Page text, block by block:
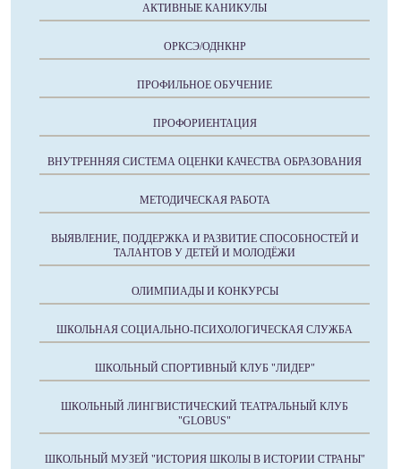
АКТИВНЫЕ КАНИКУЛЫ
ОРКСЭ/ОДНКНР
ПРОФИЛЬНОЕ ОБУЧЕНИЕ
ПРОФОРИЕНТАЦИЯ
ВНУТРЕННЯЯ СИСТЕМА ОЦЕНКИ КАЧЕСТВА ОБРАЗОВАНИЯ
МЕТОДИЧЕСКАЯ РАБОТА
ВЫЯВЛЕНИЕ, ПОДДЕРЖКА И РАЗВИТИЕ СПОСОБНОСТЕЙ И
ТАЛАНТОВ У ДЕТЕЙ И МОЛОДЁЖИ
ОЛИМПИАДЫ И КОНКУРСЫ
ШКОЛЬНАЯ СОЦИАЛЬНО-ПСИХОЛОГИЧЕСКАЯ СЛУЖБА
ШКОЛЬНЫЙ СПОРТИВНЫЙ КЛУБ "ЛИДЕР"
ШКОЛЬНЫЙ ЛИНГВИСТИЧЕСКИЙ ТЕАТРАЛЬНЫЙ КЛУБ
"GLOBUS"
ШКОЛЬНЫЙ МУЗЕЙ "ИСТОРИЯ ШКОЛЫ В ИСТОРИИ СТРАНЫ"